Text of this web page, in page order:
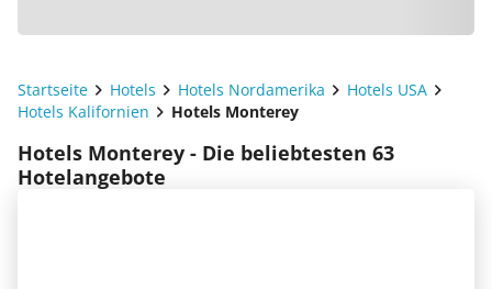
Startseite Hotels Hotels Nordamerika
Hotels USA
Hotels Kalifornien
Hotels Monterey
Hotels Monterey - Die beliebtesten 63
Hotelangebote